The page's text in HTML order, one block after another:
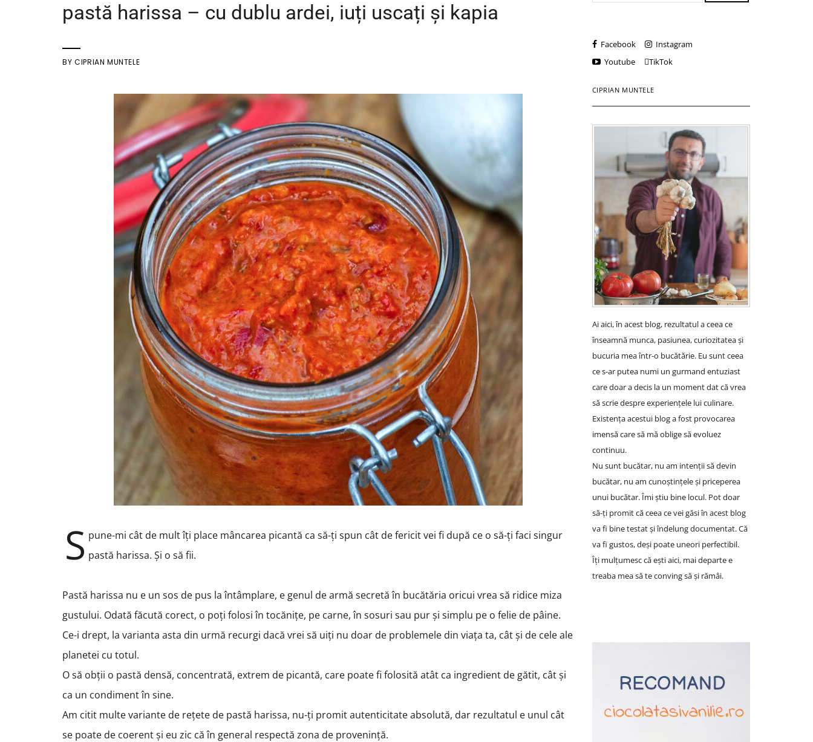
pastă harissa – cu dublu ardei, iuți uscați și kapia
BYCIPRIAN MUNTELE
S pune-mi cât de mult îți place mâncarea picantă ca să-ți spun cât de fericit vei fi după ce o să-ți faci singur
pastă harissa. Și o să fii.
Pastă harissa nu e un sos de pus la întâmplare, e genul de armă secretă în bucătăria oricui vrea să ridice miza
gustului. Odată făcută corect, o poți folosi în tocănițe, pe carne, în sosuri sau pur și simplu pe o felie de pâine.
Ce-i drept, la varianta asta din urmă recurgi dacă vrei să uiți nu doar de problemele din viața ta, cât și de cele ale
planetei cu totul.
O să obții o pastă densă, concentrată, extrem de picantă, care poate fi folosită atât ca ingredient de gătit, cât și
ca un condiment în sine.
Am citit multe variante de rețete de pastă harissa, nu-ți promit autenticitate absolută, dar rezultatul e unul cât
se poate de coerent și eu zic că în general respectă zona de provenință.
Facebook
Instagram
Youtube
TikTok
CIPRIAN MUNTELE
Ai aici, în acest blog, rezultatul a ceea ce
înseamnă munca, pasiunea, curiozitatea și
bucuria mea într-o bucătărie. Eu sunt ceea
ce s-ar putea numi un gurmand entuziast
care doar a decis la un moment dat că vrea
să scrie despre experiențele lui culinare.
Existența acestui blog a fost provocarea
imensă care să mă oblige să evoluez
continuu.
Nu sunt bucătar, nu am intenții să devin
bucătar, nu am cunoștințele și priceperea
unui bucătar. Îmi știu bine locul. Pot doar
să-ți promit că ceea ce vei găsi în acest blog
va fi bine testat și îndelung documentat. Că
va fi gustos, deși poate uneori perfectibil.
Îți mulțumesc că ești aici, mai departe e
treaba mea să te conving să și rămâi.